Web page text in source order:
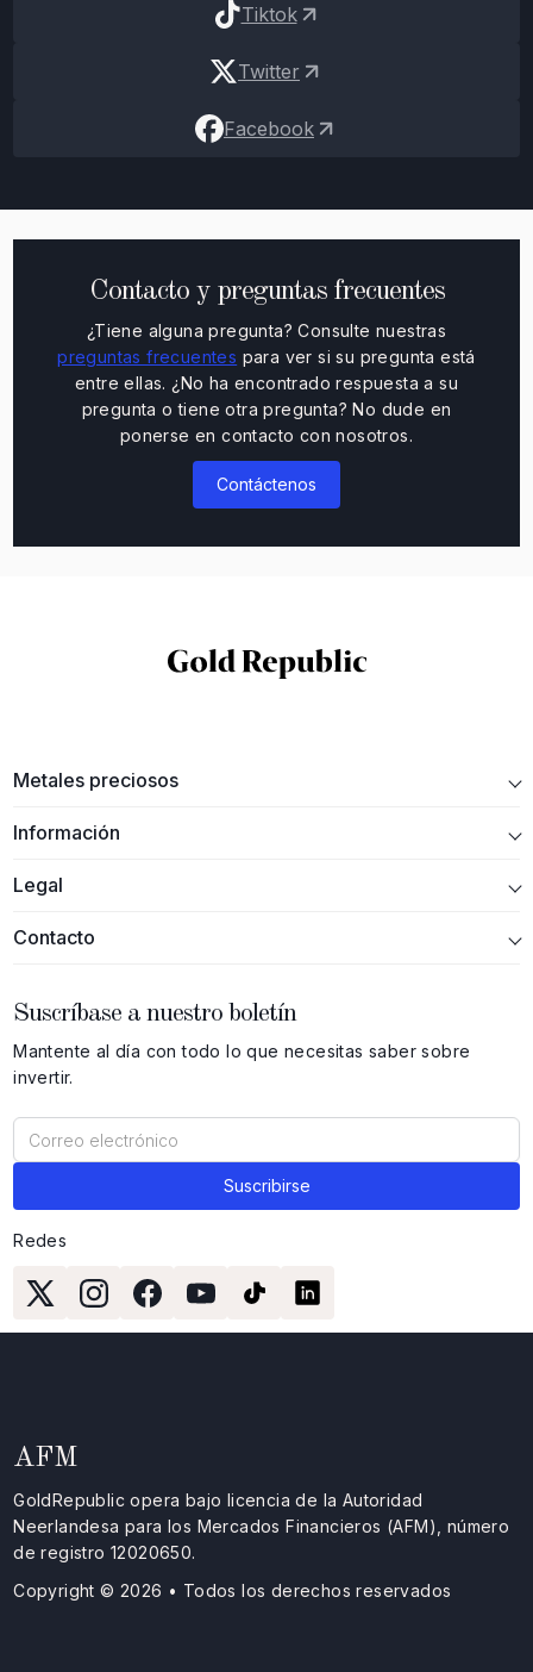
Tiktok
Twitter
Facebook
Contacto y preguntas frecuentes
¿Tiene alguna pregunta? Consulte nuestras
preguntas frecuentes para ver si su pregunta está
entre ellas. ¿No ha encontrado respuesta a su
pregunta o tiene otra pregunta? No dude en
ponerse en contacto con nosotros.
Contáctenos
Metales preciosos
Información
Legal
Contacto
Suscríbase a nuestro boletín
Mantente al día con todo lo que necesitas saber sobre
invertir.
Redes
AFM
GoldRepublic opera bajo licencia de la Autoridad
Neerlandesa para los Mercados Financieros (AFM), número
de registro 12020650.
Copyright © 2026 • Todos los derechos reservados